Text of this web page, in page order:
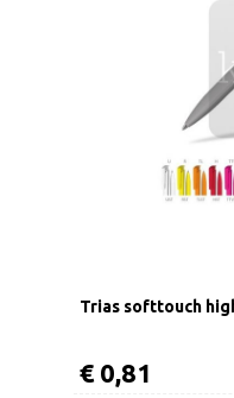
Trias softtouch
€ 0,81